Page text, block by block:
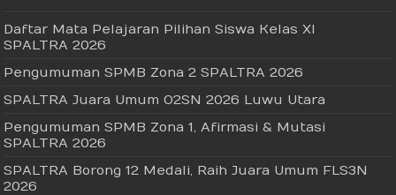
Daftar Mata Pelajaran Pilihan Siswa Kelas XI
SPALTRA 2026
Pengumuman SPMB Zona 2 SPALTRA 2026
SPALTRA Juara Umum O2SN 2026 Luwu Utara
Pengumuman SPMB Zona 1, Afirmasi & Mutasi
SPALTRA 2026
SPALTRA Borong 12 Medali, Raih Juara Umum FLS3N
2026